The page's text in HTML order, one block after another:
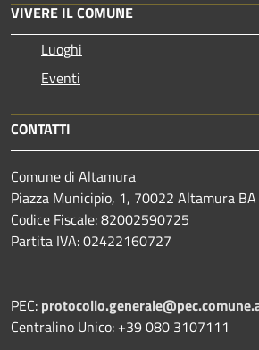
VIVERE IL COMUNE
Luoghi
Eventi
CONTATTI
Comune di Altamura
Piazza Municipio, 1, 70022 Altamura BA
Codice Fiscale: 82002590725
Partita IVA: 02422160727
PEC:
Centralino Unico: +39 080 3107111